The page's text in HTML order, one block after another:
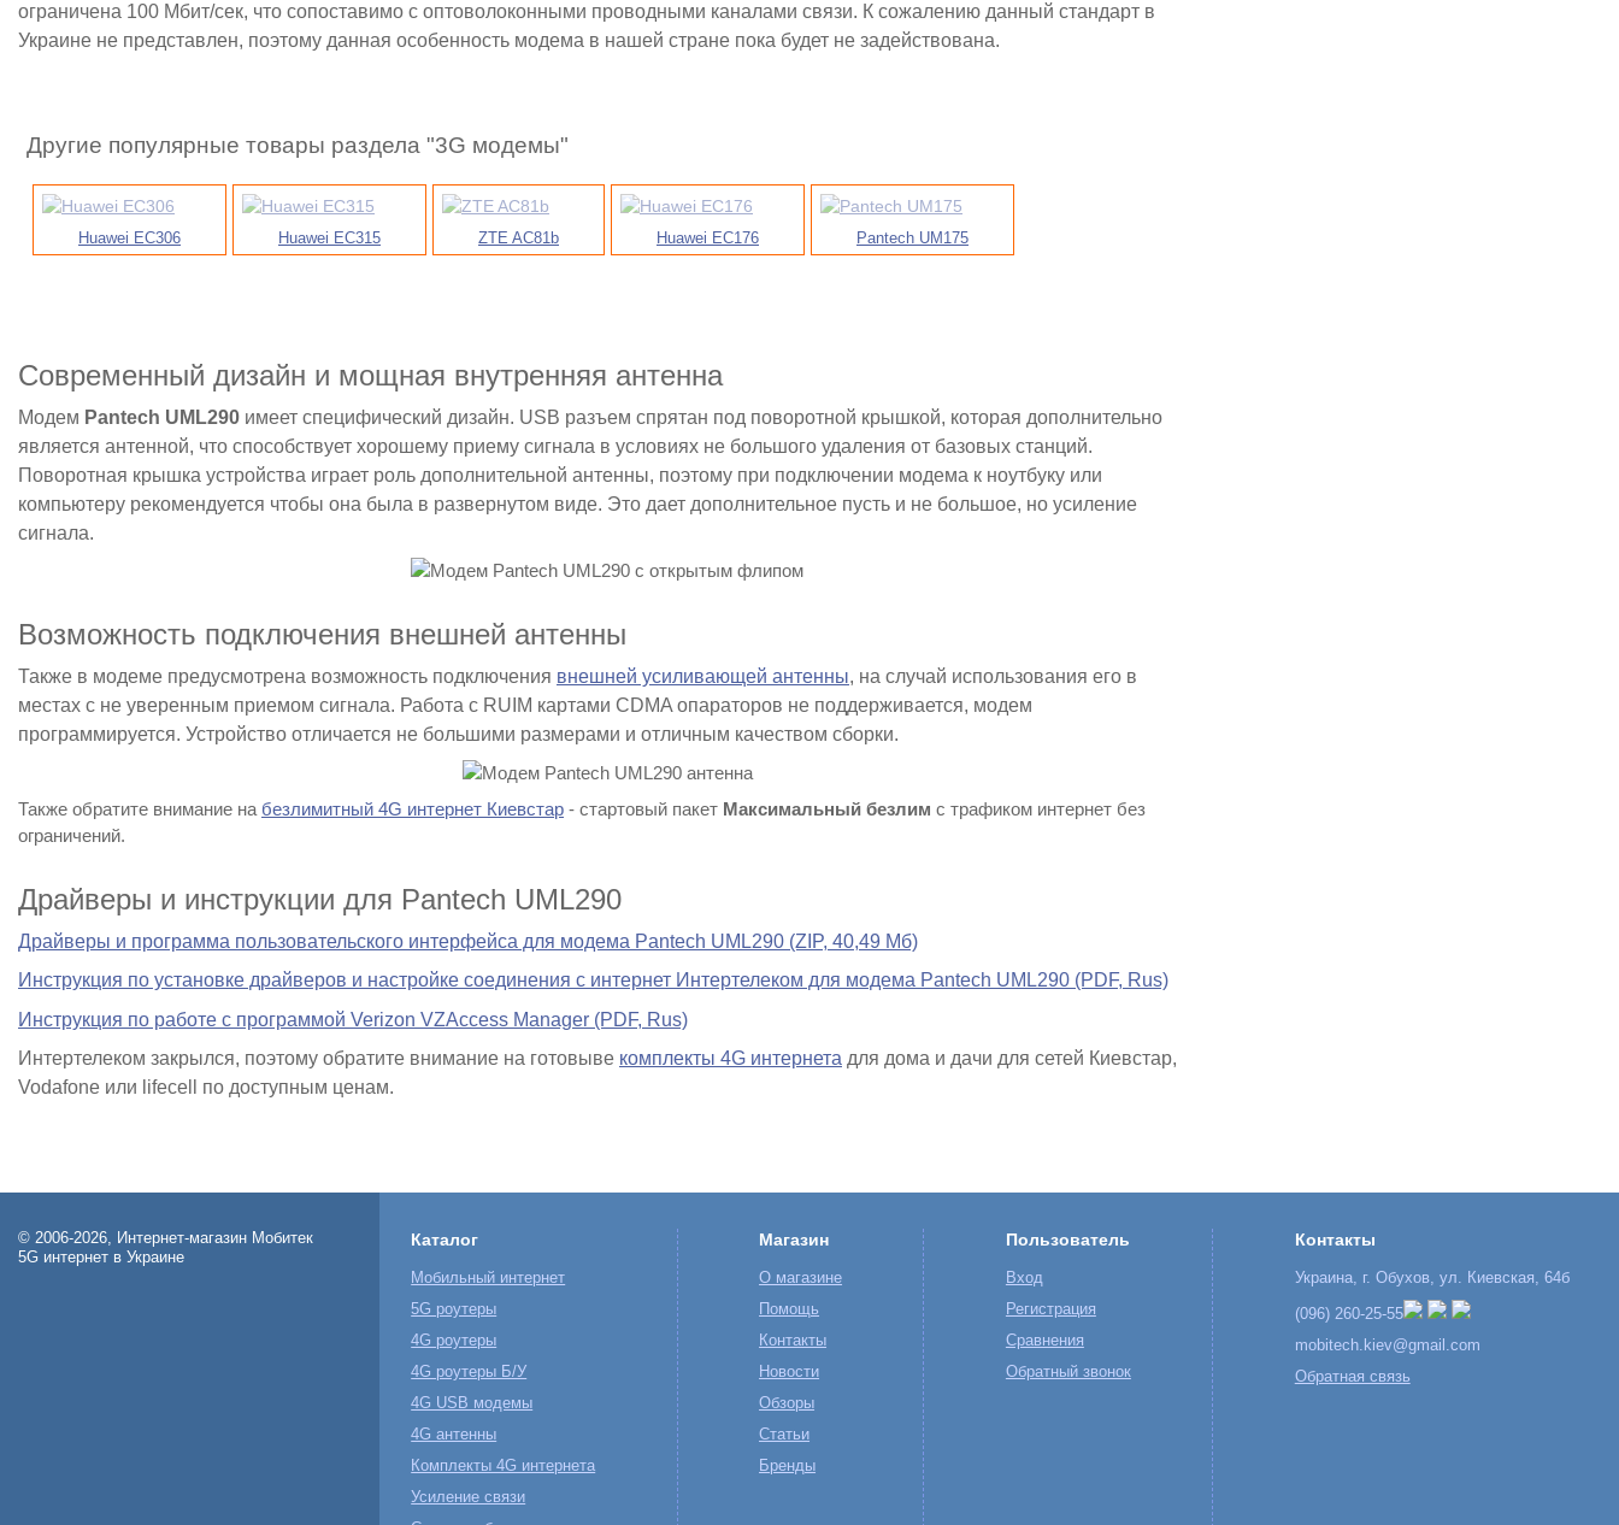
ограничена 100 Мбит/сек, что сопоставимо с оптоволоконными проводными каналами связи. К сожалению данный стандарт в
Украине не представлен, поэтому данная особенность модема в нашей стране пока будет не задействована.
Другие популярные товары раздела "3G модемы"
Huawei EC306 Huawei EC315 ZTE AC81b Huawei EC176 Pantech UM175
Современный дизайн и мощная внутренняя антенна
Модем Pantech UML290 имеет специфический дизайн. USB разъем спрятан под поворотной крышкой, которая дополнительно
является антенной, что способствует хорошему приему сигнала в условиях не большого удаления от базовых станций.
Поворотная крышка устройства играет роль дополнительной антенны, поэтому при подключении модема к ноутбуку или
компьютеру рекомендуется чтобы она была в развернутом виде. Это дает дополнительное пусть и не большое, но усиление
сигнала.
Возможность подключения внешней антенны
Также в модеме предусмотрена возможность подключения внешней усиливающей антенны, на случай использования его в
местах с не уверенным приемом сигнала. Работа с RUIM картами CDMA опараторов не поддерживается, модем
программируется. Устройство отличается не большими размерами и отличным качеством сборки.
Также обратите внимание на безлимитный 4G интернет Киевстар - стартовый пакет Максимальный безлим с трафиком интернет без
ограничений.
Драйверы и инструкции для Pantech UML290
Драйверы и программа пользовательского интерфейса для модема Pantech UML290 (ZIP, 40,49 Мб)
Инструкция по установке драйверов и настройке соединения с интернет Интертелеком для модема Pantech UML290 (PDF, Rus)
Инструкция по работе с программой Verizon VZAccess Manager (PDF, Rus)
Интертелеком закрылся, поэтому обратите внимание на готовыве комплекты 4G интернета для дома и дачи для сетей Киевстар,
Vodafone или lifecell по доступным ценам.
© 2006-2026, Интернет-магазин Мобитек
5G интернет в Украине
Каталог
Мобильный интернет
5G роутеры
4G роутеры
4G роутеры Б/У
4G USB модемы
4G антенны
Комплекты 4G интернета
Усиление связи
Магазин
О магазине
Помощь
Контакты
Новости
Обзоры
Статьи
Бренды
Пользователь
Вход
Регистрация
Сравнения
Обратный звонок
Контакты
Украина, г. Обухов, ул. Киевская, 64б
(096) 260-25-55
mobitech.kiev@gmail.com
Обратная связь